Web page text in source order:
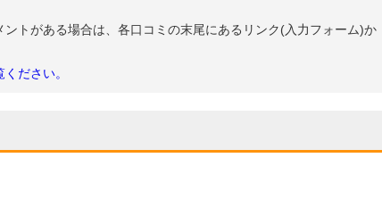
トがある場合は、各口コミの末尾にあるリンク(入力フォーム)か
ださい。